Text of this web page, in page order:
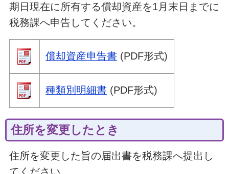
期日現在に所有する償却資産を1月末日までに
税務課へ申告してください。
償却資産申告書 (PDF形式)
種類別明細書 (PDF形式)
住所を変更したとき
住所を変更した旨の届出書を税務課へ提出し
てください。